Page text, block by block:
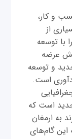
و کار،
از
با توسعه‌
عرضه
و توسعه‌
است.
است که
به ارمغان
گام‌های